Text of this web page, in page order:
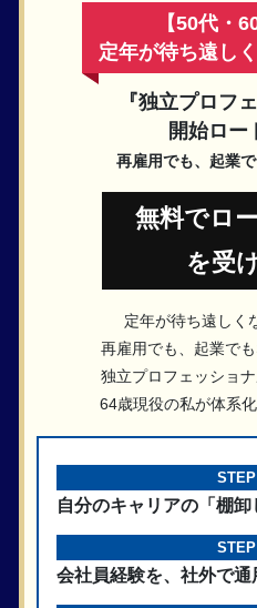
【50代・
定年が待ち遠し
『独立プロフ
開始ロー
再雇用でも、起業
無料でロ
を受
定年が待ち遠しく
再雇用でも、起業で
独立プロフェッショ
64歳現役の私が体系
自分のキャリアの「棚卸
会社員経験を、社外で